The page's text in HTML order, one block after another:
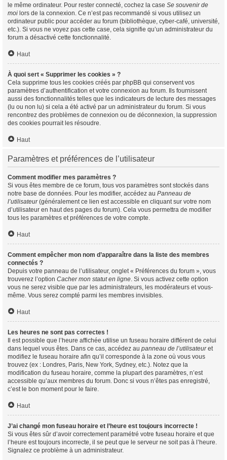
le même ordinateur. Pour rester connecté, cochez la case Se souvenir de
moi lors de la connexion. Ce n’est pas recommandé si vous utilisez un
ordinateur public pour accéder au forum (bibliothèque, cyber-café, université,
etc.). Si vous ne voyez pas cette case, cela signifie qu’un administrateur du
forum a désactivé cette fonctionnalité.
Haut
À quoi sert « Supprimer les cookies » ?
Cela supprime tous les cookies créés par phpBB qui conservent vos
paramètres d’authentification et votre connexion au forum. Ils fournissent
aussi des fonctionnalités telles que les indicateurs de lecture des messages
(lu ou non lu) si cela a été activé par un administrateur du forum. Si vous
rencontrez des problèmes de connexion ou de déconnexion, la suppression
des cookies pourrait les résoudre.
Haut
Paramètres et préférences de l’utilisateur
Comment modifier mes paramètres ?
Si vous êtes membre de ce forum, tous vos paramètres sont stockés dans
notre base de données. Pour les modifier, accédez au Panneau de
l’utilisateur(généralement ce lien est accessible en cliquant sur votre nom
d’utilisateur en haut des pages du forum). Cela vous permettra de modifier
tous les paramètres et préférences de votre compte.
Haut
Comment empêcher mon nom d’apparaître dans la liste des membres
connectés ?
Depuis votre panneau de l’utilisateur, onglet « Préférences du forum », vous
trouverez l’option Cacher mon statut en ligne. Si vous activez cette option
vous ne serez visible que par les administrateurs, les modérateurs et vous-
même. Vous serez compté parmi les membres invisibles.
Haut
Les heures ne sont pas correctes !
Il est possible que l’heure affichée utilise un fuseau horaire différent de celui
dans lequel vous êtes. Dans ce cas, accédez au panneau de l’utilisateuret
modifiez le fuseau horaire afin qu’il corresponde à la zone où vous vous
trouvez (ex : Londres, Paris, New York, Sydney, etc.). Notez que la
modification du fuseau horaire, comme la plupart des paramètres, n’est
accessible qu’aux membres du forum. Donc si vous n’êtes pas enregistré,
c’est le bon moment pour le faire.
Haut
J’ai changé mon fuseau horaire et l’heure est toujours incorrecte !
Si vous êtes sûr d’avoir correctement paramétré votre fuseau horaire et que
l’heure est toujours incorrecte, il se peut que le serveur ne soit pas à l’heure.
Signalez ce problème à un administrateur.